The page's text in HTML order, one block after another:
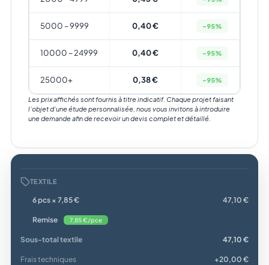
5000 – 9999 0,40 € -95%
10000 – 24999 0,40 € -95%
25000+ 0,38 € -95%
Les prix affichés sont fournis à titre indicatif. Chaque projet faisant
l’objet d’une étude personnalisée, nous vous invitons à introduire
une demande afin de recevoir un devis complet et détaillé.
TEXTILE
6 pcs × 7,85 € 47,10 €
Remise 7,85 €/pce
Sous-total textile 47,10 €
Frais techniques +20,00 €